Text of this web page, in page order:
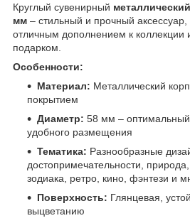
Круглый сувенирный
мм – стильный и прочный аксессуар,
отличным дополнением к коллекции
подарком.
Особенности:
Материал: Металлический
покрытием
Диаметр: 58 мм –
удобного размещения
Тематика: Разнообразные
достопримечательности,
зодиака, ретро, кино, фэнтези и
Поверхность: Глянцевая,
выцветанию